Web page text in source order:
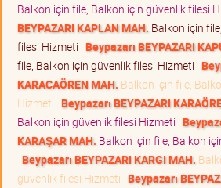
Balkon için file, Balkon için güvenlik filesi
BEYPAZARI KAPLAN MAH. Balkon için
filesi Hizmeti Beypazarı BEYPAZARI
file, Balkon için güvenlik filesi Hizmeti
KARACAÖREN MAH. Balkon için file,
Hizmeti Beypazarı BEYPAZARI
Balkon için güvenlik filesi Hizmeti
KARAŞAR MAH. Balkon için file, Balkon
Beypazarı BEYPAZARI KARGI MAH.
güvenlik filesi Hizmeti Beypazarı